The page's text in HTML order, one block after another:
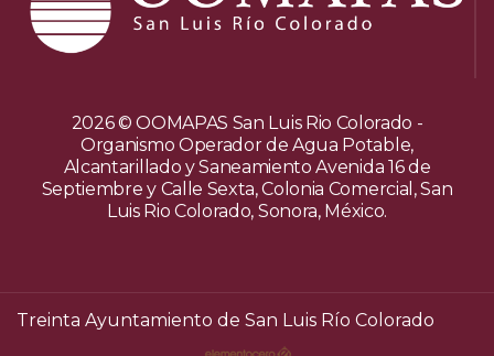
2026 © OOMAPAS San Luis Rio Colorado -
Organismo Operador de Agua Potable,
Alcantarillado y Saneamiento Avenida 16 de
Septiembre y Calle Sexta, Colonia Comercial, San
Luis Rio Colorado, Sonora, México.
Treinta Ayuntamiento de San Luis Río Colorado